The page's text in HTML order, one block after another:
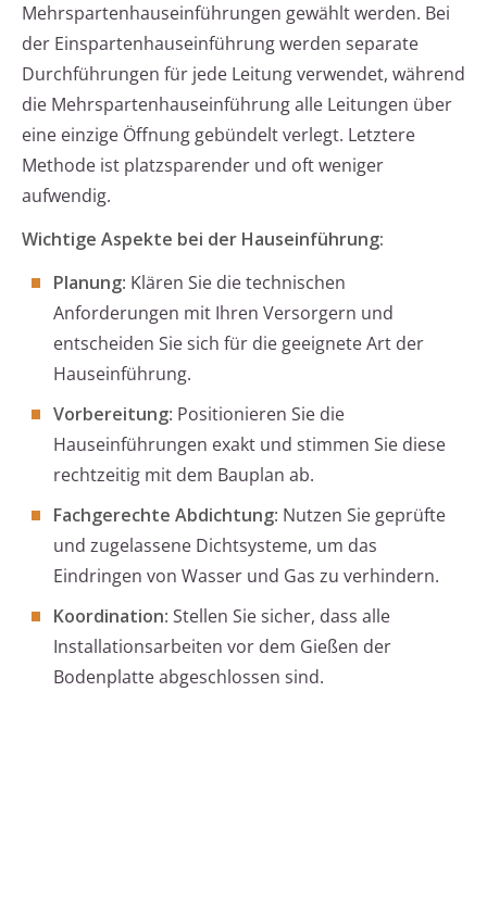
Mehrspartenhauseinführungen gewählt werden. Bei
der Einspartenhauseinführung werden separate
Durchführungen für jede Leitung verwendet, während
die Mehrspartenhauseinführung alle Leitungen über
eine einzige Öffnung gebündelt verlegt. Letztere
Methode ist platzsparender und oft weniger
aufwendig.
Wichtige Aspekte bei der Hauseinführung:
Planung: Klären Sie die technischen
Anforderungen mit Ihren Versorgern und
entscheiden Sie sich für die geeignete Art der
Hauseinführung.
Vorbereitung: Positionieren Sie die
Hauseinführungen exakt und stimmen Sie diese
rechtzeitig mit dem Bauplan ab.
Fachgerechte Abdichtung: Nutzen Sie geprüfte
und zugelassene Dichtsysteme, um das
Eindringen von Wasser und Gas zu verhindern.
Koordination: Stellen Sie sicher, dass alle
Installationsarbeiten vor dem Gießen der
Bodenplatte abgeschlossen sind.